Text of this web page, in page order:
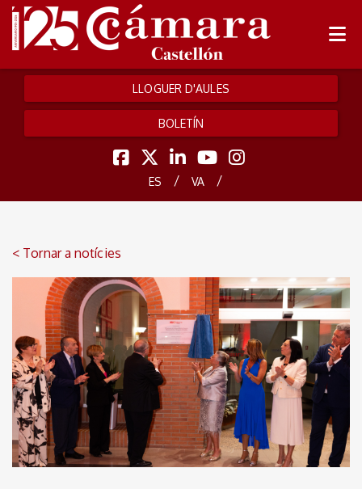
LLOGUER D'AULES
BOLETÍN
ES / VA /
< Tornar a notícies